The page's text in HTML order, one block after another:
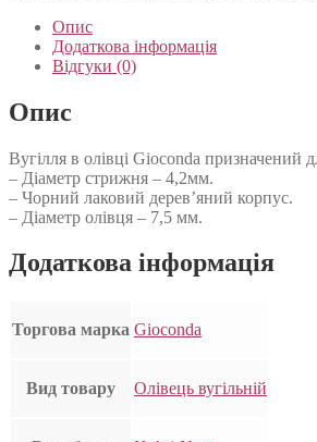
Опис
Додаткова інформація
Відгуки (0)
Опис
Вугілля в олівці Gioconda призначений
– Діаметр стрижня – 4,2мм.
– Чорний лаковий дерев’яний корпус.
– Діаметр олівця – 7,5 мм.
Додаткова інформація
Торгова марка Gioconda
Вид товару Олівець вугільній